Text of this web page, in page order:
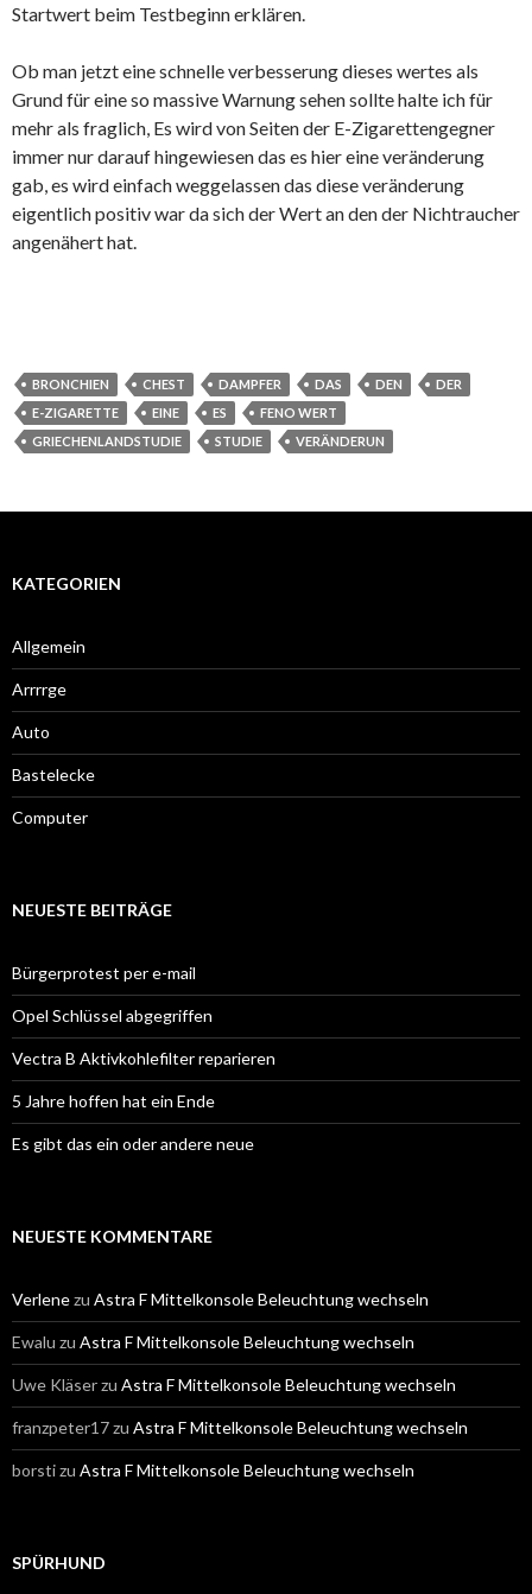
Startwert beim Testbeginn erklären.
Ob man jetzt eine schnelle verbesserung dieses wertes als
Grund für eine so massive Warnung sehen sollte halte ich für
mehr als fraglich, Es wird von Seiten der E-Zigarettengegner
immer nur darauf hingewiesen das es hier eine veränderung
gab, es wird einfach weggelassen das diese veränderung
eigentlich positiv war da sich der Wert an den der Nichtraucher
angenähert hat.
BRONCHIEN CHEST DAMPFER DAS DEN
DER
E-ZIGARETTE
EINE ES
FENO WERT
GRIECHENLANDSTUDIE
STUDIE VERÄNDERUN
KATEGORIEN
Allgemein
Arrrrge
Auto
Bastelecke
Computer
NEUESTE BEITRÄGE
Bürgerprotest per e-mail
Opel Schlüssel abgegriffen
Vectra B Aktivkohlefilter reparieren
5 Jahre hoffen hat ein Ende
Es gibt das ein oder andere neue
NEUESTE KOMMENTARE
Verlenezu Astra F Mittelkonsole Beleuchtung wechseln
Ewalu zu Astra F Mittelkonsole Beleuchtung wechseln
Uwe Kläserzu Astra F Mittelkonsole Beleuchtung wechseln
franzpeter17zu Astra F Mittelkonsole Beleuchtung wechseln
borstizu Astra F Mittelkonsole Beleuchtung wechseln
SPÜRHUND